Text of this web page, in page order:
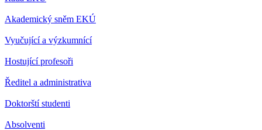
Akademický sněm EKÚ
Vyučující a výzkumnící
Hostující profesoři
Ředitel a administrativa
Doktorští studenti
Absolventi